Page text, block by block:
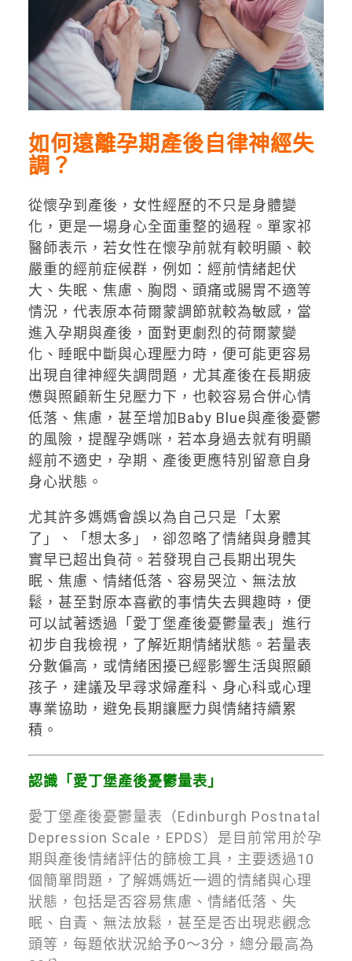
如何遠離孕期產後自律神經失
調？
從懷孕到產後，女性經歷的不只是身體變
化，更是一場身心全面重整的過程。單家祁
醫師表示，若女性在懷孕前就有較明顯、較
嚴重的經前症候群，例如：經前情緒起伏
大、失眠、焦慮、胸悶、頭痛或腸胃不適等
情況，代表原本荷爾蒙調節就較為敏感，當
進入孕期與產後，面對更劇烈的荷爾蒙變
化、睡眠中斷與心理壓力時，便可能更容易
出現自律神經失調問題，尤其產後在長期疲
憊與照顧新生兒壓力下，也較容易合併心情
低落、焦慮，甚至增加Baby Blue與產後憂鬱
的風險，提醒孕媽咪，若本身過去就有明顯
經前不適史，孕期、產後更應特別留意自身
身心狀態。
尤其許多媽媽會誤以為自己只是「太累
了」、「想太多」，卻忽略了情緒與身體其
實早已超出負荷。若發現自己長期出現失
眠、焦慮、情緒低落、容易哭泣、無法放
鬆，甚至對原本喜歡的事情失去興趣時，便
可以試著透過「愛丁堡產後憂鬱量表」進行
初步自我檢視，了解近期情緒狀態。若量表
分數偏高，或情緒困擾已經影響生活與照顧
孩子，建議及早尋求婦產科、身心科或心理
專業協助，避免長期讓壓力與情緒持續累
積。
認識「愛丁堡產後憂鬱量表」
愛丁堡產後憂鬱量表（Edinburgh Postnatal
Depression Scale，EPDS）是目前常用於孕
期與產後情緒評估的篩檢工具，主要透過10
個簡單問題，了解媽媽近一週的情緒與心理
狀態，包括是否容易焦慮、情緒低落、失
眠、自責、無法放鬆，甚至是否出現悲觀念
頭等，每題依狀況給予0～3分，總分最高為